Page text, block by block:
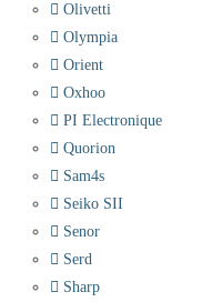
Olivetti
Olympia
Orient
Oxhoo
PI Electronique
Quorion
Sam4s
Seiko SII
Senor
Serd
Sharp